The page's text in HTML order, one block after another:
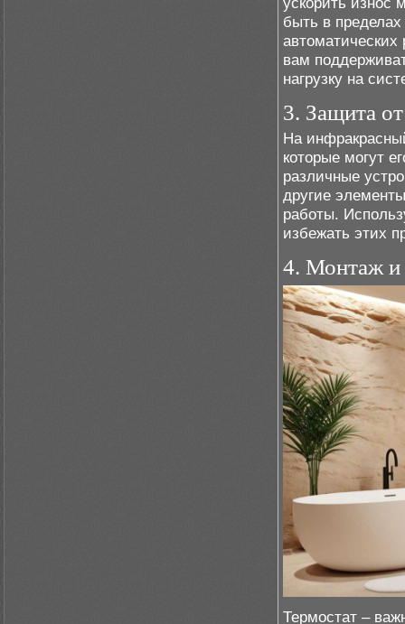
быть в
вам
нагрузку на
3. Защита
На
которые могут
различные
другие
работы.
избежать этих
4. Монтаж и
Термостат –